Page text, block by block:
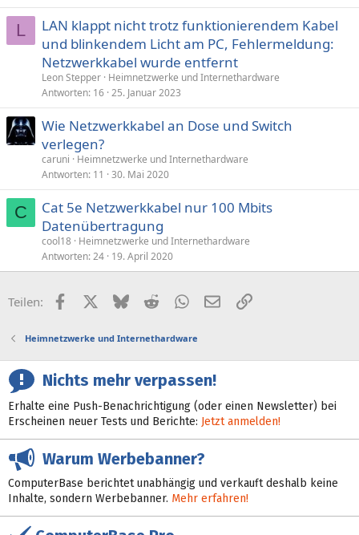
L
LAN klappt nicht trotz funktionierendem Kabel
und blinkendem Licht am PC, Fehlermeldung:
Netzwerkkabel wurde entfernt
Leon Stepper Heimnetzwerke und Internethardware
Antworten 16 25. Januar 2023
Wie Netzwerkkabel an Dose und Switch
verlegen?
caruni
Heimnetzwerke und Internethardware
Antworten 11 30. Mai 2020
C
Cat 5e Netzwerkkabel nur 100 Mbits
Datenübertragung
cool18 Heimnetzwerke und Internethardware
Antworten 24 19. April 2020
Teilen: FacebookX (Twitter)
BlueskyRedditWhatsApp
E-MailLink
Heimnetzwerke und Internethardware
Nichts mehr verpassen!
Erhalte eine Push-Benachrichtigung (oder einen Newsletter) bei
Erscheinen neuer Tests und Berichte: Jetzt anmelden!
Warum Werbebanner?
ComputerBase berichtet unabhängig und verkauft deshalb keine
Inhalte, sondern Werbebanner. Mehr erfahren!